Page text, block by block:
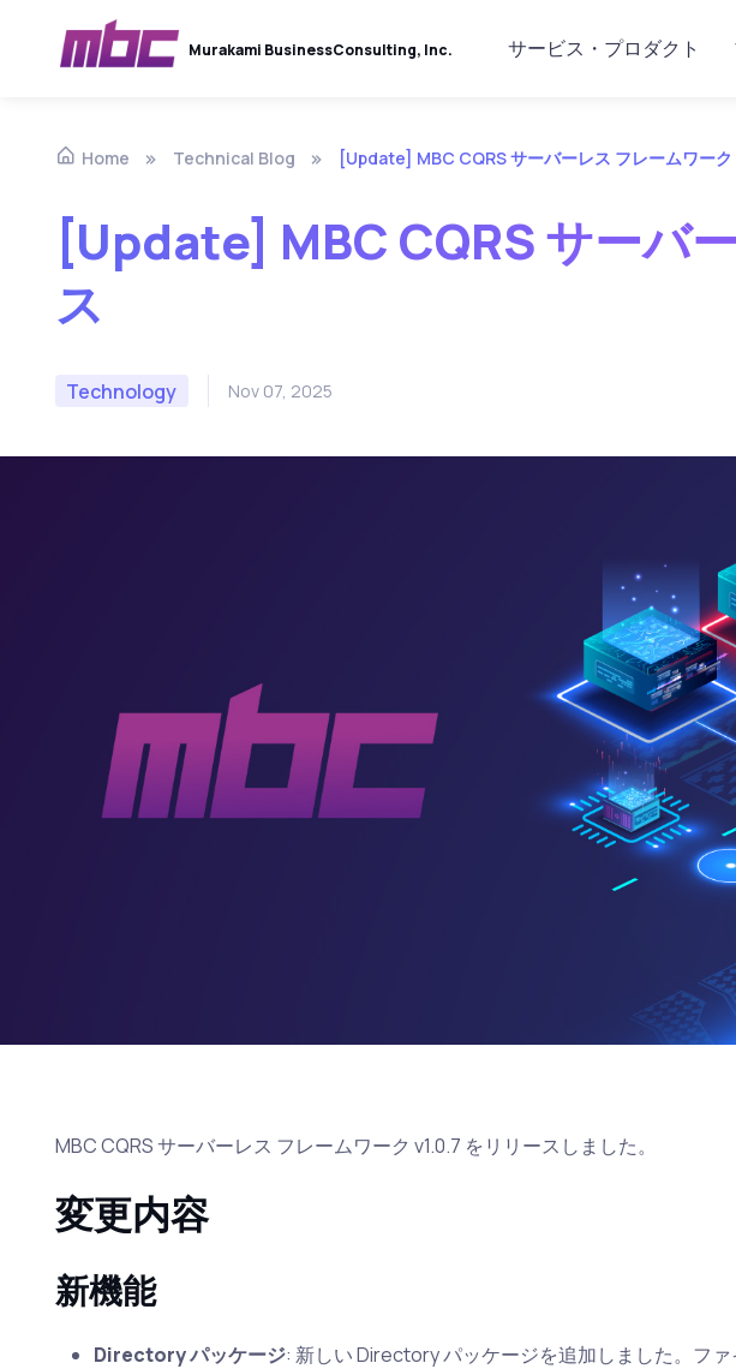
Murakami BusinessConsulting, Inc. サービス・プロダクト
Home Technical Blog [Update] MBC CQRS サーバーレス フレームワーク
[Update] MBC CQRS サーバ
ス
Technology Nov 07, 2025
MBC CQRS サーバーレス フレームワーク v1.0.7 をリリースしました。
変更内容
新機能
Directory パッケージ: 新しい Directory パッケージを追加しました。フ